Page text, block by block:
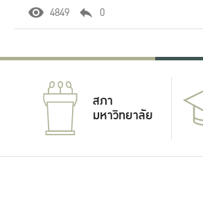
4849 0
สภา
มหาวิทยาลัย